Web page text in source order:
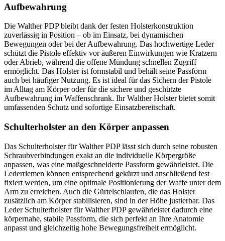
Aufbewahrung
Die Walther PDP bleibt dank der festen Holsterkonstruktion
zuverlässig in Position – ob im Einsatz, bei dynamischen
Bewegungen oder bei der Aufbewahrung. Das hochwertige Leder
schützt die Pistole effektiv vor äußeren Einwirkungen wie Kratzern
oder Abrieb, während die offene Mündung schnellen Zugriff
ermöglicht. Das Holster ist formstabil und behält seine Passform
auch bei häufiger Nutzung. Es ist ideal für das Sichern der Pistole
im Alltag am Körper oder für die sichere und geschützte
Aufbewahrung im Waffenschrank. Ihr Walther Holster bietet somit
umfassenden Schutz und sofortige Einsatzbereitschaft.
Schulterholster an den Körper anpassen
Das Schulterholster für Walther PDP lässt sich durch seine robusten
Schraubverbindungen exakt an die individuelle Körpergröße
anpassen, was eine maßgeschneiderte Passform gewährleistet. Die
Lederriemen können entsprechend gekürzt und anschließend fest
fixiert werden, um eine optimale Positionierung der Waffe unter dem
Arm zu erreichen. Auch die Gürtelschlaufen, die das Holster
zusätzlich am Körper stabilisieren, sind in der Höhe justierbar. Das
Leder Schulterholster für Walther PDP gewährleistet dadurch eine
körpernahe, stabile Passform, die sich perfekt an Ihre Anatomie
anpasst und gleichzeitig hohe Bewegungsfreiheit ermöglicht.